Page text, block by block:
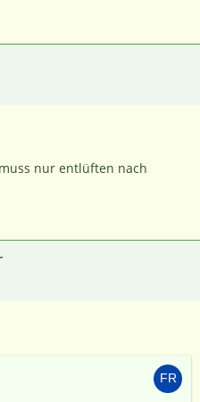
nur entlüften nach